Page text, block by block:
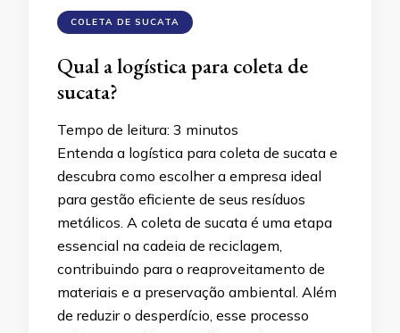
COLETA DE SUCATA
Qual a logística para coleta de
sucata?
Tempo de leitura: 3 minutos
Entenda a logística para coleta de sucata e
descubra como escolher a empresa ideal
para gestão eficiente de seus resíduos
metálicos. A coleta de sucata é uma etapa
essencial na cadeia de reciclagem,
contribuindo para o reaproveitamento de
materiais e a preservação ambiental. Além
de reduzir o desperdício, esse processo